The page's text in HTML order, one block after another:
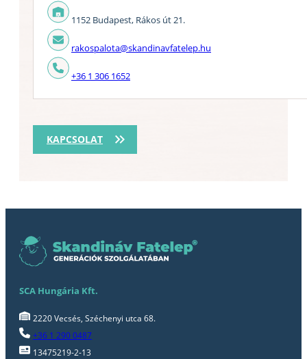
KAPCSOLAT
1152 Budapest, Rákos út 21.
rakospalota@skandinavfatelep.hu
+36 1 306 1652
SCA Hungária Kft.
2220 Vecsés, Széchenyi utca 68.
+36 1 290 0487
13475219-2-13